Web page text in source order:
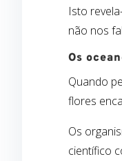
Isto
não nos
Os
Quando
flores
Os
científico